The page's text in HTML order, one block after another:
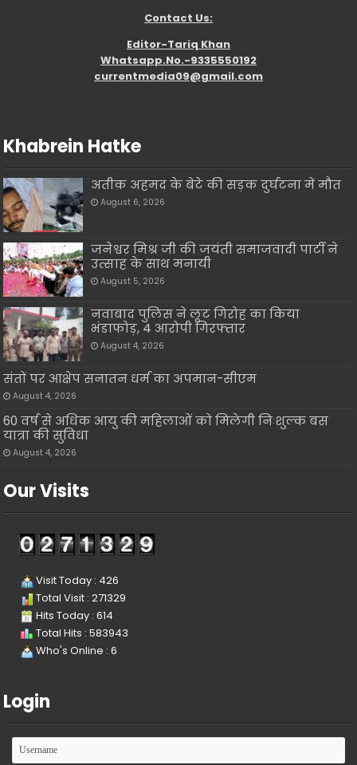
Contact Us:
Editor-Tariq Khan
Whatsapp.No.-9335550192
currentmedia09@gmail.com
Khabrein Hatke
अतीक़ अहमद के बेटे की सड़क दुर्घटना में मौत
August 6, 2026
जनेश्वर मिश्र जी की जयंती समाजवादी पार्टी ने
उत्साह के साथ मनायी
August 5, 2026
नवाबाद पुलिस ने लूट गिरोह का किया
भंडाफोड़, 4 आरोपी गिरफ्तार
August 4, 2026
संतों पर आक्षेप सनातन धर्म का अपमान-सीएम
August 4, 2026
60 वर्ष से अधिक आयु की महिलाओं को मिलेगी निःशुल्क बस
यात्रा की सुविधा
August 4, 2026
Our Visits
Visit Today : 426
Total Visit : 271329
Hits Today : 614
Total Hits : 583943
Who's Online : 6
Login